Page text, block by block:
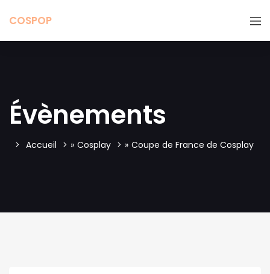
COSPOP
Évènements
Accueil » Cosplay » Coupe de France de Cosplay